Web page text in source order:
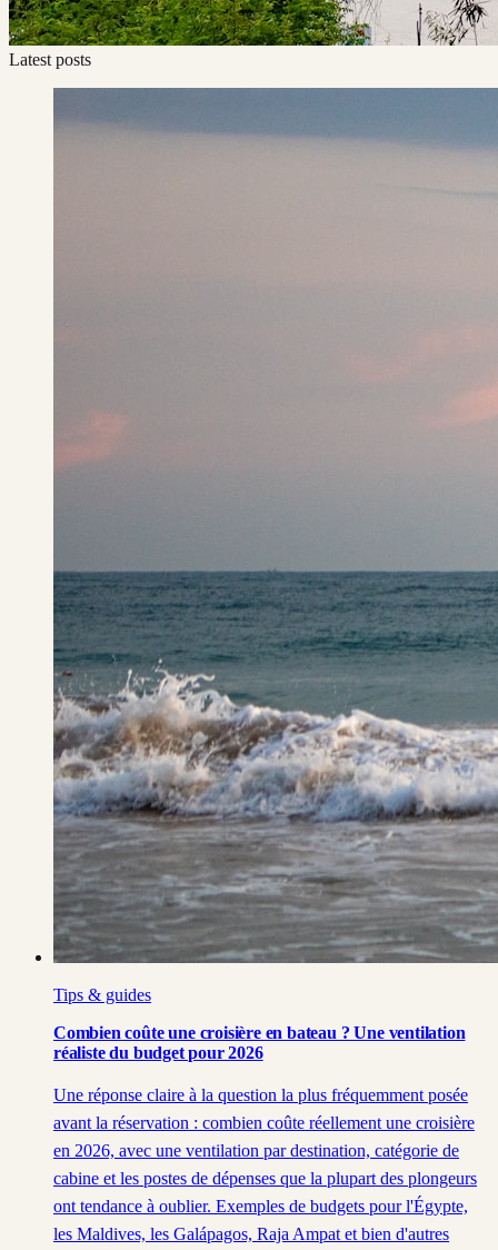
Latest posts
Tips & guides
Combien coûte une croisière en bateau ? Une ventilation
réaliste du budget pour 2026
Une réponse claire à la question la plus fréquemment posée
avant la réservation : combien coûte réellement une croisière
en 2026, avec une ventilation par destination, catégorie de
cabine et les postes de dépenses que la plupart des plongeurs
ont tendance à oublier. Exemples de budgets pour l'Égypte,
les Maldives, les Galápagos, Raja Ampat et bien d'autres